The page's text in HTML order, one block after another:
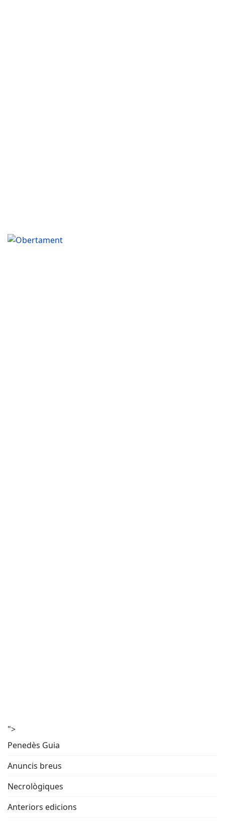
">
Penedès Guia
Anuncis breus
Necrològiques
Anteriors edicions